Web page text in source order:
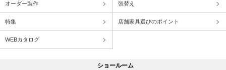
オーダー製作 張替え
特集 店舗家具選びのポイント
WEBカタログ
ショールーム